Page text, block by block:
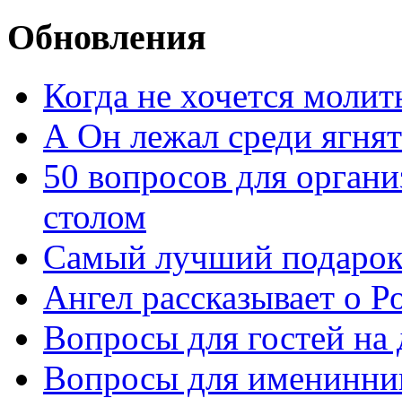
Обновления
Когда не хочется
А Он лежал среди ягнят
50 вопросов для
столом
Самый лучший
Ангел рассказывает о
Вопросы для гостей
Вопросы для